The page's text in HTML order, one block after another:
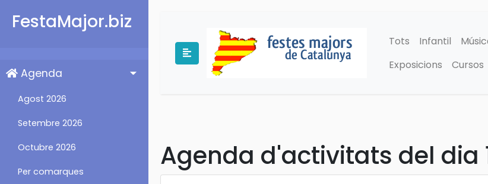
FestaMajor.biz
Agenda
Agost 2026
Setembre 2026
Octubre 2026
Per comarques
Tots Infantil
Exposicions
Cursos
Agenda d'activitats del dia